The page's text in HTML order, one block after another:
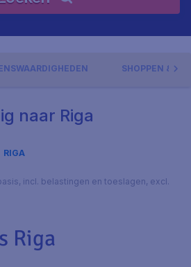
SHOPPEN &
naar Riga
RIGA
incl. belastingen en toeslagen, excl.
Riga